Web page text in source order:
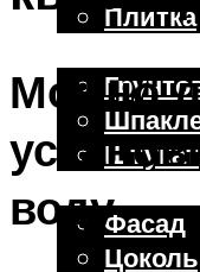
Плитка
Фасад
Можно
воду